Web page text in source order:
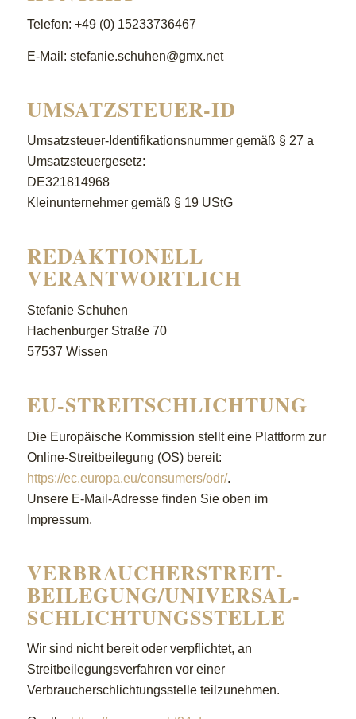
Telefon: +49 (0) 15233736467
E-Mail: stefanie.schuhen@gmx.net
UMSATZSTEUER-ID
Umsatzsteuer-Identifikationsnummer gemäß § 27 a
Umsatzsteuergesetz:
DE321814968
Kleinunternehmer gemäß § 19 UStG
REDAKTIONELL
VERANTWORTLICH
Stefanie Schuhen
Hachenburger Straße 70
57537 Wissen
EU-STREITSCHLICHTUNG
Die Europäische Kommission stellt eine Plattform zur
Online-Streitbeilegung (OS) bereit:
https://ec.europa.eu/consumers/odr/.
Unsere E-Mail-Adresse finden Sie oben im
Impressum.
VERBRAUCHER­STREIT­
BEILEGUNG/UNIVERSAL­
SCHLICHTUNGS­STELLE
Wir sind nicht bereit oder verpflichtet, an
Streitbeilegungsverfahren vor einer
Verbraucherschlichtungsstelle teilzunehmen.